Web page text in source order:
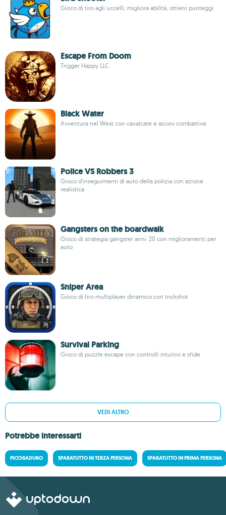
Gioco di tiro agli uccelli; migliora abilità, ottieni punteggi
Escape From Doom
Trigger Happy LLC
Black Water
Avventura nel West con cavalcate e azioni combattive
Police VS Robbers 3
Gioco d'inseguimenti di auto della polizia con azione
realistica
Gangsters on the boardwalk
Gioco di strategia gangster anni '20 con miglioramenti per
auto
Sniper Area
Gioco di tiro multiplayer dinamico con trickshot
Survival Parking
Gioco di puzzle escape con controlli intuitivi e sfide
VEDI ALTRO
Potrebbe interessarti
PICCHIADURO SPARATUTTO IN TERZA PERSONA SPARATUTTO IN PRIMA PERSONA